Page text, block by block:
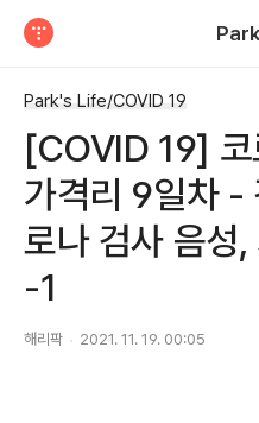
Park's Life/COVID 19
[COVID 19] 코
가격리 9일차 -
로나 검사 음성
-1
해리팍 2021. 11. 19. 00:05